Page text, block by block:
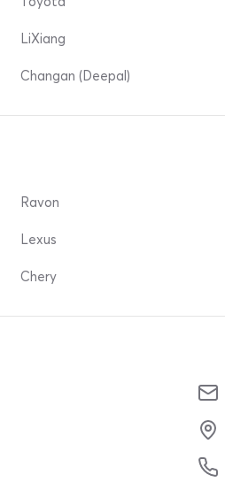
LiXiang
Changan (Deepal)
Ravon
Lexus
Chery